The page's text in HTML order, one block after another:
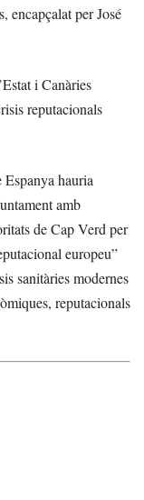
encapçalat per José
i Canàries
reputacionals
Espanya hauria
amb
de Cap Verd per
europeu”
sanitàries modernes
reputacionals